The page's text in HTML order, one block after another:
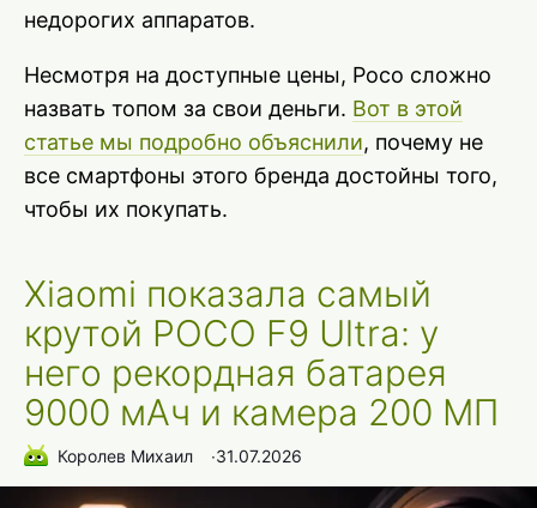
недорогих аппаратов.
Несмотря на доступные цены, Poco сложно
назвать топом за свои деньги. Вот в этой
статье мы подробно объяснили, почему не
все смартфоны этого бренда достойны того,
чтобы их покупать.
Xiaomi показала самый
крутой POCO F9 Ultra: у
него рекордная батарея
9000 мАч и камера 200 МП
Королев Михаил ∙31.07.2026